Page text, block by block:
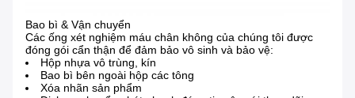
Bao bì & Vận chuyển
Các ống xét nghiệm máu chân không của chúng tôi được
đóng gói cẩn thận để đảm bảo vô sinh và bảo vệ:
Hộp nhựa vô trùng, kín
Bao bì bên ngoài hộp các tông
Xóa nhãn sản phẩm